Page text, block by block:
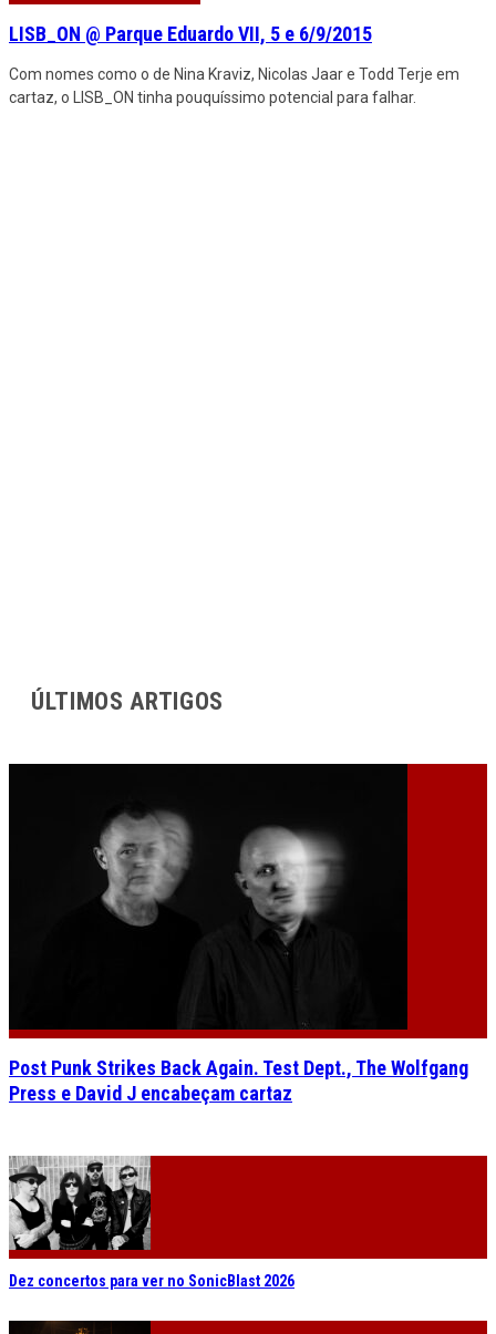
LISB_ON @ Parque Eduardo VII, 5 e 6/9/2015
Com nomes como o de Nina Kraviz, Nicolas Jaar e Todd Terje em
cartaz, o LISB_ON tinha pouquíssimo potencial para falhar.
ÚLTIMOS ARTIGOS
Post Punk Strikes Back Again. Test Dept., The Wolfgang
Press e David J encabeçam cartaz
Dez concertos para ver no SonicBlast 2026